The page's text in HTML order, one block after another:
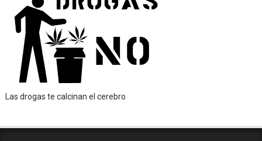
Las drogas te calcinan el cerebro